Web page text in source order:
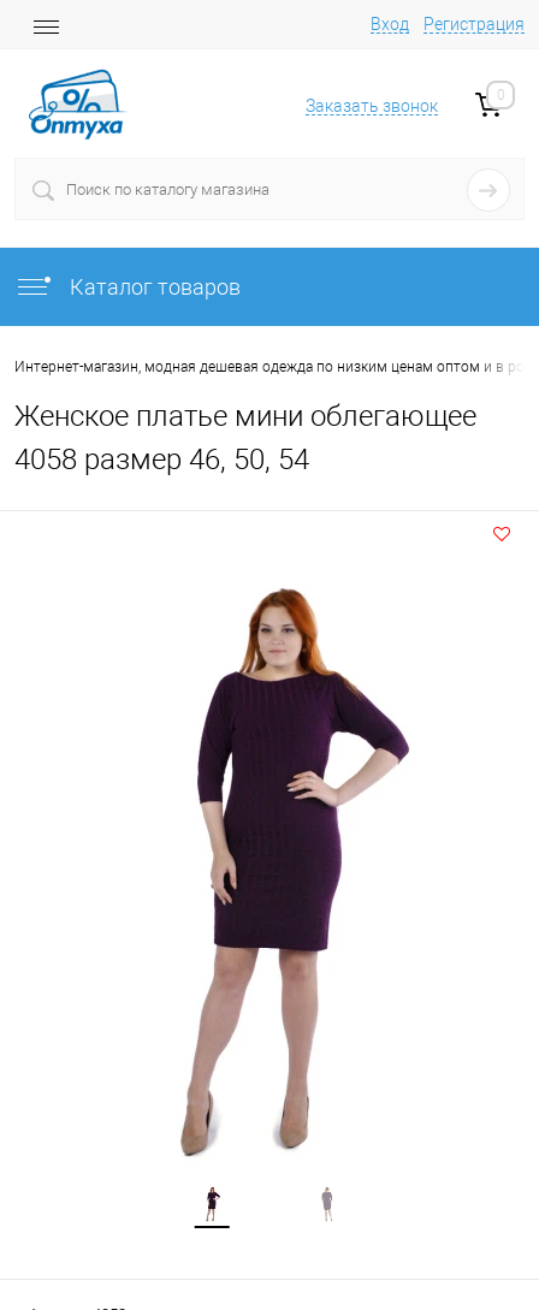
Вход Регистрация
Заказать звонок
0
Каталог товаров
Интернет-магазин, модная дешевая одежда по низким ценам оптом и в
Женское платье мини облегающее
4058 размер 46, 50, 54